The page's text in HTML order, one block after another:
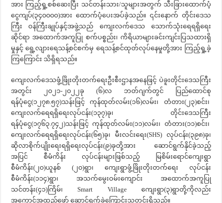
အား ကြည့်ရှု့စစ်ဆေးပြီး သင်တန်းသား/သူများအတွက် သီးခြားထောက်ပံ့
ငွေကျပ်(၃၄၀၀၀၀)အား ထောက်ပံ့ပေးအပ်ခဲ့သည်။ ၎င်းနောက် တိုင်းဒေသ
ကြီး ဝန်ကြီးချုပ်နှင့်အဖွဲ့သည် ကျေးလက်ဒေသ သောက်သုံးရေရရှိရေး
ဆိုင်ရာ အထောက်အကူပြု စက်ပစ္စည်း၊ ကိရိယာများခင်းကျင်းပြသထားရှိ
မှုနှင့် ရွေ့လျားရေသန့်စင်စက်မှ ရေသန့်စင်ထုတ်လုပ်နေမှုတို့အား ကြည့်ရှု့ခဲ့
ကြကြောင်း သိရှိရသည်။
ကျေးလက်ဒေသဖွံ့ဖြိုးတိုးတက်ရေးဦးစီးဌာနအနေဖြင့် ပဲခူးတိုင်းဒေသကြီး
အတွင်း ၂၀၂၁-၂၀၂၂ခု (၆)လ ဘတ်ဂျက်တွင် ပြည်ထောင်စု
ရန်ပုံငွေ(၁၂၇၈.၅၇)သန်းဖြင့် ကုန်ထုတ်လမ်း(၁၆)လမ်း၊ တံတား(၂၃)စင်း၊
ကျေးလက်ရေရရှိရေးလုပ်ငန်း(၁၃၇)ခု၊ တိုင်းဒေသကြီး
ရန်ပုံငွေ(၁၇၆၃.၇၄၂)သန်းဖြင့် ကုန်ထုတ်လမ်း(၁၁)လမ်း၊ တံတား(၁၁)စင်း၊
ကျေးလက်ရေရရှိရေးလုပ်ငန်း(၆၅)ခု၊ မီးလင်းရေး(SHS) လုပ်ငန်း(၃၉၈)ခု၊
ဆိုလာစိုက်ပျိုးရေးရရှိရေးလုပ်ငန်း(၉)ခုတို့အား ဆောင်ရွက်နိုင်ခဲ့သည့်
အပြင် စီမံကိန်း လုပ်ငန်းများဖြစ်သည့် မြစိမ်းရောင်ကျေးရွာ
စီမံကိန်း(၂၀)ယူနစ် (၂၀)ရွာ၊ ကျေးရွာဖွံ့ဖြိုးတိုးတက်ရေး လုပ်ငန်း
စီမံကိန်း(၁၁၄)ရွာ၊ အသက်မွေးဝမ်းကျောင်း အထောက်အကူပြု
သင်တန်း(၄၁)ကြိမ်၊ Smart Village ကျေးရွာ(၃)ရွာတို့ကိုလည်း
အကောင်အထည်ဖော် ဆောင်ရွက်ခဲ့ကြောင်းသတင်းရှိသည်။